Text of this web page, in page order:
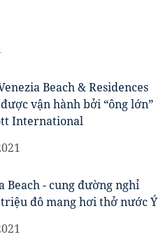
Beach & Residences
vận hành bởi “ông lớn”
International
Beach - cung đường nghỉ
đô mang hơi thở nước Ý